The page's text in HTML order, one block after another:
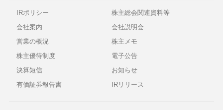
IRポリシー
会社案内
営業の概況
株主優待制度
決算短信
有価証券報告書
株主総会関連資料等
会社説明会
株主メモ
電子公告
お知らせ
IRリリース